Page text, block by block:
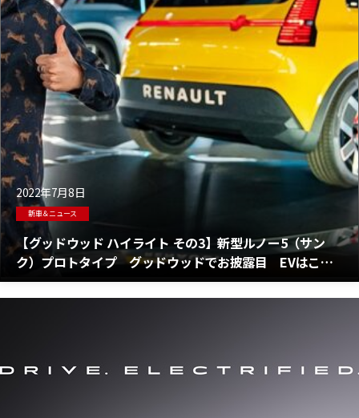
2022年7月8日
新車＆ニュース
【グッドウッド ハイライト その3】新型ルノー5（サン
ク）プロトタイプ グッドウッドでお披露目 EVはこう
でなきゃ 全ての情報！